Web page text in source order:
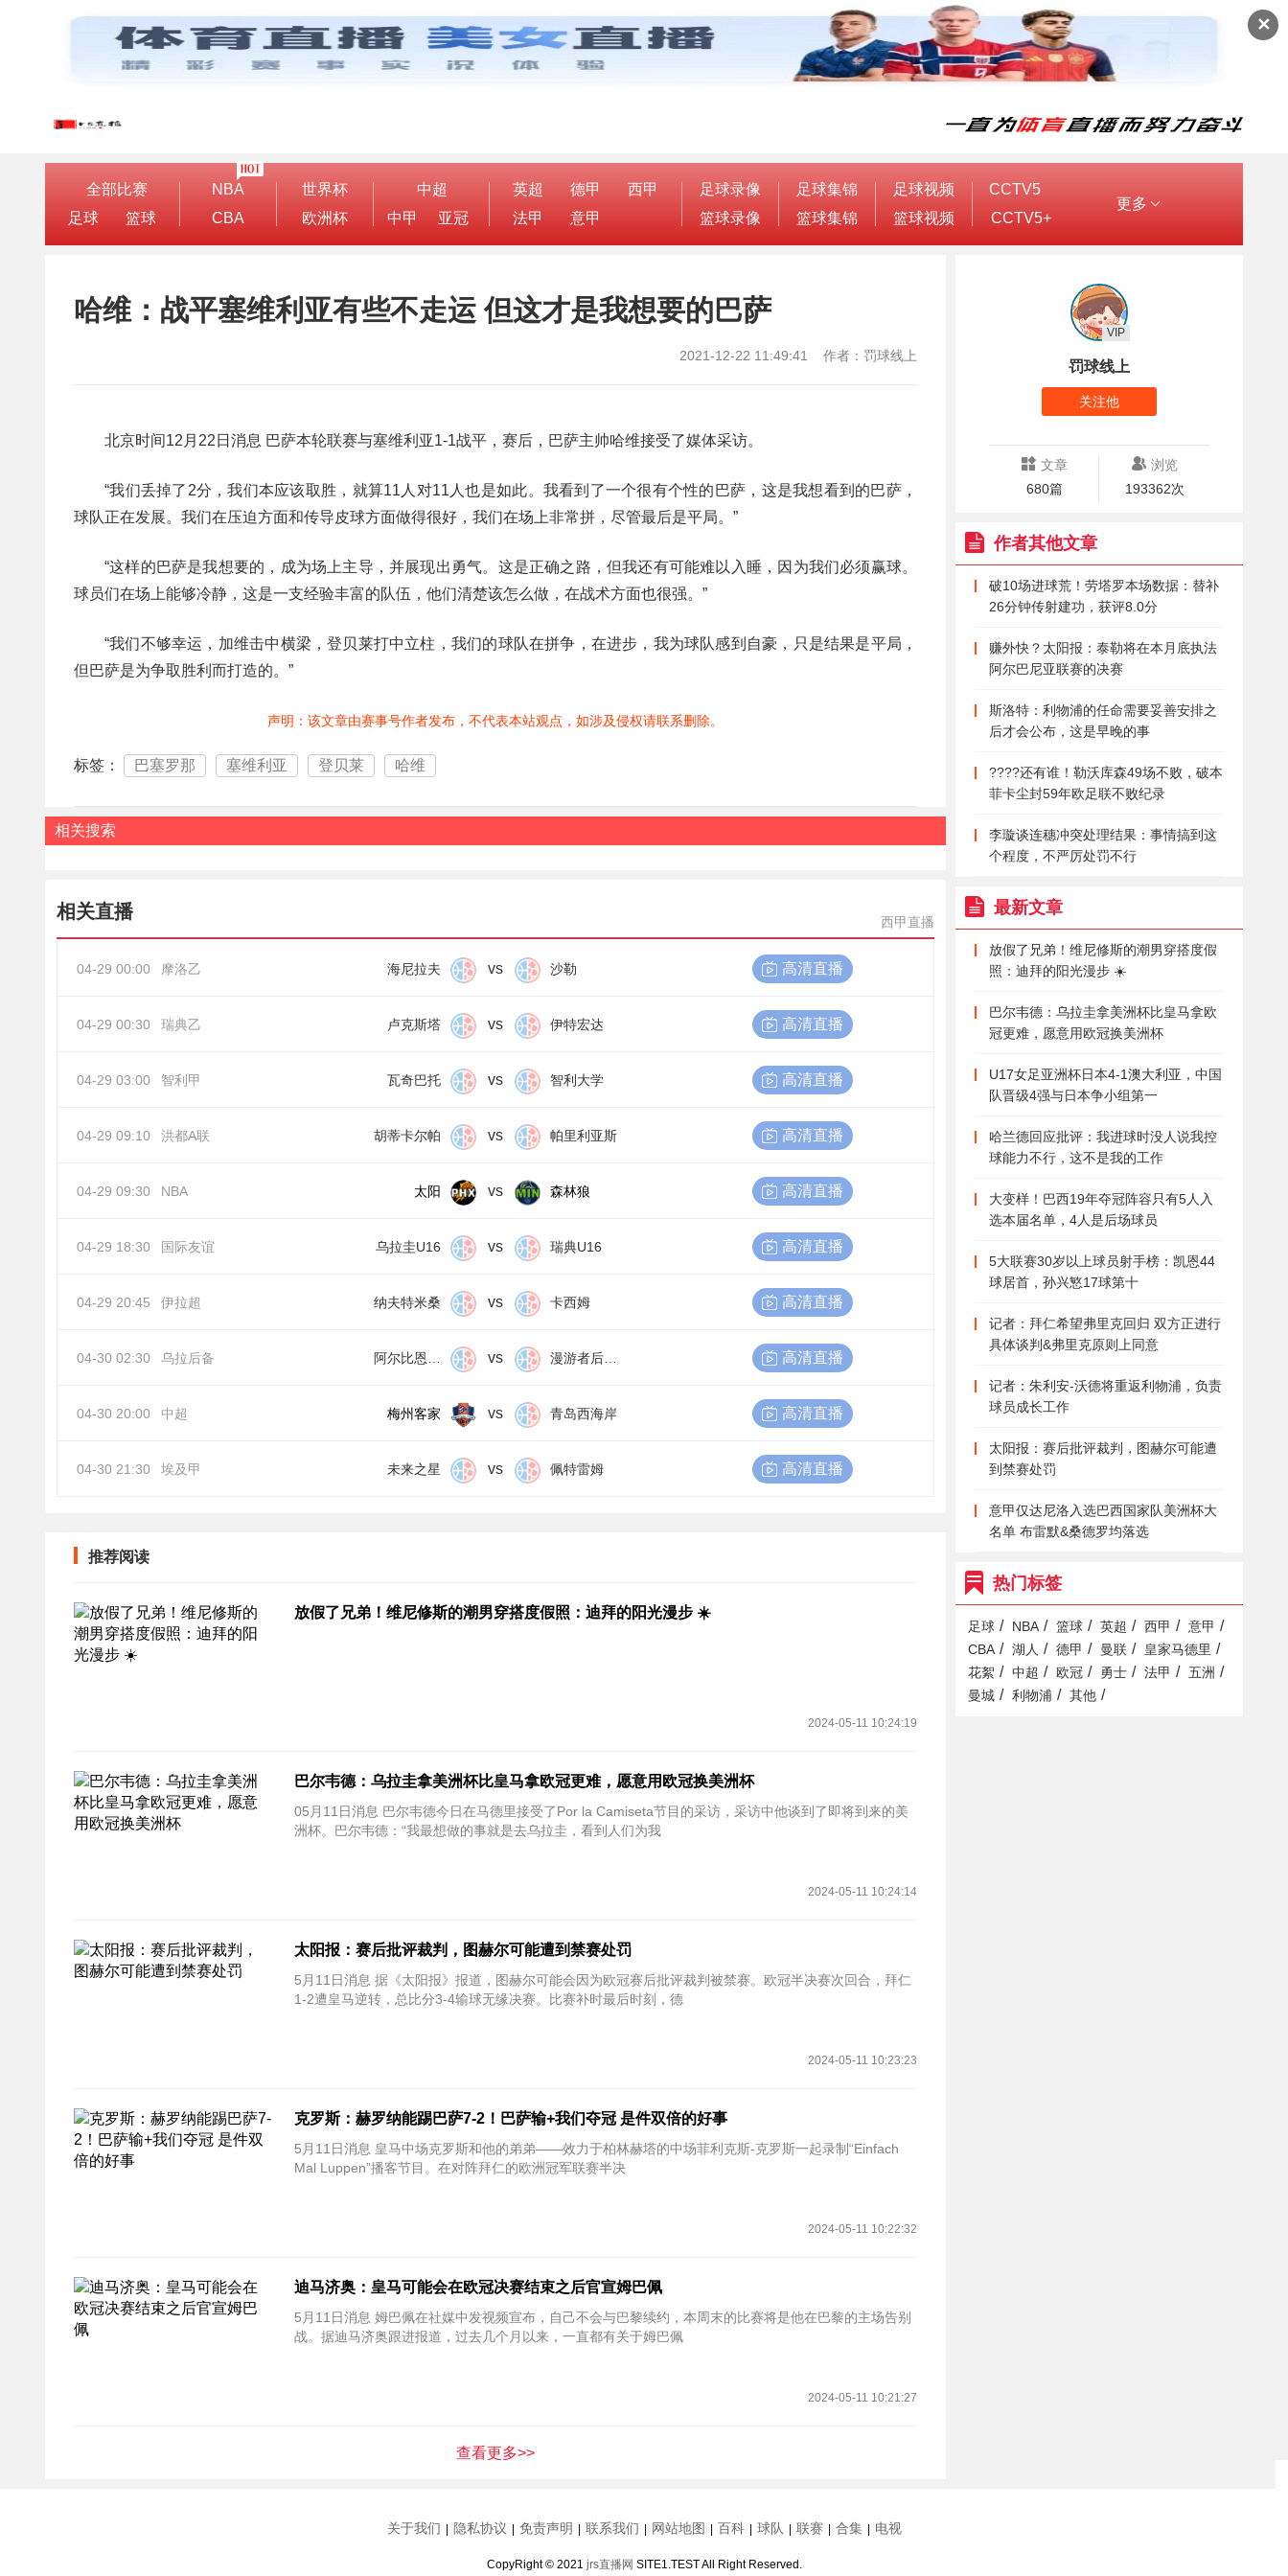
✕
全部比赛
足球
篮球
NBA
CBA
世界杯
欧洲杯
中超
中甲
亚冠
英超 德甲
西甲
法甲
意甲
足球录像
篮球录像
足球集锦
篮球集锦
足球视频
篮球视频
CCTV5
CCTV5+
更多
哈维：战平塞维利亚有些不走运 但这才是我想要的巴萨
2021-12-22 11:49:41 作者：罚球线上
北京时间12月22日消息 巴萨本轮联赛与塞维利亚1-1战平，赛后，巴萨主帅哈维接受了媒体采访。
“我们丢掉了2分，我们本应该取胜，就算11人对11人也是如此。我看到了一个很有个性的巴萨，这是我想看到的巴萨，
球队正在发展。我们在压迫方面和传导皮球方面做得很好，我们在场上非常拼，尽管最后是平局。”
“这样的巴萨是我想要的，成为场上主导，并展现出勇气。这是正确之路，但我还有可能难以入睡，因为我们必须赢球。
球员们在场上能够冷静，这是一支经验丰富的队伍，他们清楚该怎么做，在战术方面也很强。”
“我们不够幸运，加维击中横梁，登贝莱打中立柱，我们的球队在拼争，在进步，我为球队感到自豪，只是结果是平局，
但巴萨是为争取胜利而打造的。”
声明：该文章由赛事号作者发布，不代表本站观点，如涉及侵权请联系删除。
标签： 巴塞罗那 塞维利亚 登贝莱 哈维
相关搜索
相关直播 西甲直播
04-29 00:00 摩洛乙 海尼拉夫 vs 沙勒 高清直播
04-29 00:30 瑞典乙 卢克斯塔 vs 伊特宏达 高清直播
04-29 03:00 智利甲 瓦奇巴托 vs 智利大学 高清直播
04-29 09:10 洪都A联 胡蒂卡尔帕 vs 帕里利亚斯 高清直播
04-29 09:30 NBA 太阳 vs 森林狼 高清直播
04-29 18:30 国际友谊 乌拉圭U16 vs 瑞典U16 高清直播
04-29 20:45 伊拉超 纳夫特米桑 vs 卡西姆 高清直播
04-30 02:30 乌拉后备 vs 高清直播
04-30 20:00 中超 梅州客家 vs 青岛西海岸 高清直播
04-30 21:30 埃及甲 未来之星 vs 佩特雷姆 高清直播
推荐阅读
放假了兄弟！维尼修斯的潮男穿搭度假照：迪拜的阳光漫步 ☀️
2024-05-11 10:24:19
巴尔韦德：乌拉圭拿美洲杯比皇马拿欧冠更难，愿意用欧冠换美洲杯
05月11日消息 巴尔韦德今日在马德里接受了Por la Camiseta节目的采访，采访中他谈到了即将到来的美
洲杯。巴尔韦德：“我最想做的事就是去乌拉圭，看到人们为我
2024-05-11 10:24:14
太阳报：赛后批评裁判，图赫尔可能遭到禁赛处罚
5月11日消息 据《太阳报》报道，图赫尔可能会因为欧冠赛后批评裁判被禁赛。欧冠半决赛次回合，拜仁
1-2遭皇马逆转，总比分3-4输球无缘决赛。比赛补时最后时刻，德
2024-05-11 10:23:23
克罗斯：赫罗纳能踢巴萨7-2！巴萨输+我们夺冠 是件双倍的好事
5月11日消息 皇马中场克罗斯和他的弟弟——效力于柏林赫塔的中场菲利克斯-克罗斯一起录制“Einfach
Mal Luppen”播客节目。在对阵拜仁的欧洲冠军联赛半决
2024-05-11 10:22:32
迪马济奥：皇马可能会在欧冠决赛结束之后官宣姆巴佩
5月11日消息 姆巴佩在社媒中发视频宣布，自己不会与巴黎续约，本周末的比赛将是他在巴黎的主场告别
战。据迪马济奥跟进报道，过去几个月以来，一直都有关于姆巴佩
2024-05-11 10:21:27
查看更多>>
罚球线上
VIP
关注他
文章
680篇
浏览
193362次
作者其他文章
破10场进球荒！劳塔罗本场数据：替补
26分钟传射建功，获评8.0分
赚外快？太阳报：泰勒将在本月底执法
阿尔巴尼亚联赛的决赛
斯洛特：利物浦的任命需要妥善安排之
后才会公布，这是早晚的事
????还有谁！勒沃库森49场不败，破本
菲卡尘封59年欧足联不败纪录
李璇谈连穗冲突处理结果：事情搞到这
个程度，不严厉处罚不行
最新文章
放假了兄弟！维尼修斯的潮男穿搭度假
照：迪拜的阳光漫步 ☀️
巴尔韦德：乌拉圭拿美洲杯比皇马拿欧
冠更难，愿意用欧冠换美洲杯
U17女足亚洲杯日本4-1澳大利亚，中国
队晋级4强与日本争小组第一
哈兰德回应批评：我进球时没人说我控
球能力不行，这不是我的工作
大变样！巴西19年夺冠阵容只有5人入
选本届名单，4人是后场球员
5大联赛30岁以上球员射手榜：凯恩44
球居首，孙兴慜17球第十
记者：拜仁希望弗里克回归 双方正进行
具体谈判&弗里克原则上同意
记者：朱利安-沃德将重返利物浦，负责
球员成长工作
太阳报：赛后批评裁判，图赫尔可能遭
到禁赛处罚
意甲仅达尼洛入选巴西国家队美洲杯大
名单 布雷默&桑德罗均落选
热门标签
足球 / NBA / 篮球 / 英超 / 西甲 / 意甲 /
CBA / 湖人 / 德甲 / 曼联 / 皇家马德里 /
花絮 / 中超 / 欧冠 / 勇士 / 法甲 / 五洲 /
曼城 / 利物浦 / 其他 /
关于我们 隐私协议 免责声明 联系我们 网站地图 百科 球队 联赛 合集 电视
CopyRight © 2021 jrs直播网 SITE1.TEST All Right Reserved.